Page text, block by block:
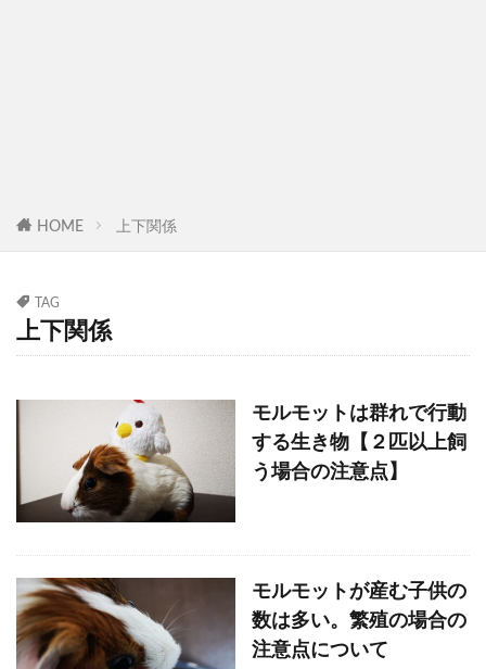
HOME 上下関係
TAG
上下関係
モルモットは群れで行動
する生き物【２匹以上飼
う場合の注意点】
モルモットが産む子供の
数は多い。繁殖の場合の
注意点について